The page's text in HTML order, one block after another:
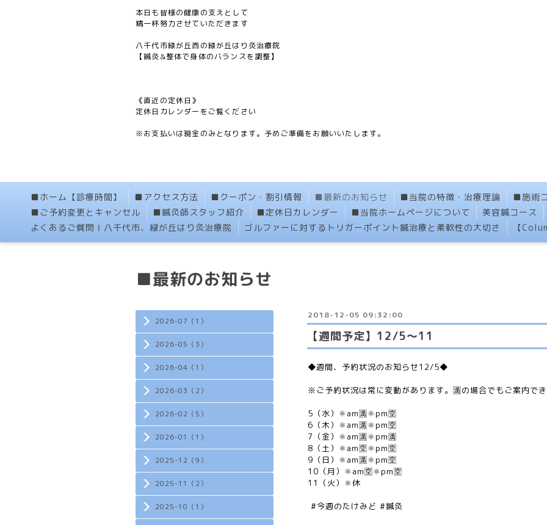
本日も皆様の健康の支えとして
精一杯努力させていただきます
八千代市緑が丘西の緑が丘はり灸治療院
【鍼灸&整体で身体のバランスを調整】
《直近の定休日》
定休日カレンダーをご覧ください
※お支払いは現金のみとなります。予めご準備をお願いいたします。
■ホーム【診療時間】 ■アクセス方法 ■クーポン・割引情報 ■最新のお知らせ ■当院の特徴・治療理論 ■施術
■ご予約変更とキャンセル
■鍼灸師スタッフ紹介 ■定休日カレンダー ■当院ホームページについて 美容鍼コース
よくあるご質問Ⅰ八千代市、緑が丘はり灸治療院
ゴルファーに対するトリガーポイント鍼治療と柔軟性の大切さ 【
2026-07（1）
2026-05（3）
2026-04（1）
2026-03（2）
2026-02（5）
2026-01（1）
2025-12（9）
2025-11（2）
2025-10（1）
■最新のお知らせ
2018-12-05 09:32:00
【週間予定】12/5〜11
◆週間、予約状況のお知らせ12/5◆
※ご予約状況は常に変動があります。🈵の場合でもご案内でき
5（水）⚛am🈵⚛pm🈳
6（木）⚛am🈵⚛pm🈳
7（金）⚛am🈵⚛pm🈵
8（土）⚛am🈳⚛pm🈳
9（日）⚛am🈵⚛pm🈳
10（月）⚛am🈳⚛pm🈳
11（火）⚛休
#今週のたけみど #鍼灸